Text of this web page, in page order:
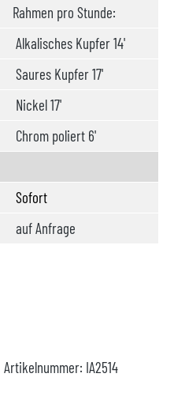
Rahmen pro Stunde:
Alkalisches Kupfer 14'
Saures Kupfer 17'
Nickel 17'
Chrom poliert 6'
Sofort
auf Anfrage
Artikelnummer: IA2514